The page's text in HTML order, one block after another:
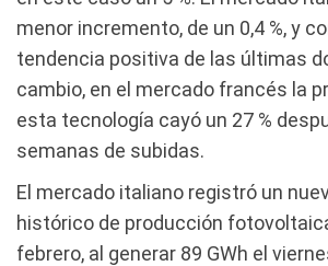
menor incremento, de un 0,4 %, y
tendencia positiva de las últimas
cambio, en el mercado francés la
esta tecnología cayó un 27 %
semanas de subidas.
El mercado italiano registró un
histórico de producción
febrero, al generar 89 GWh el